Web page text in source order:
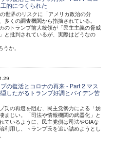
的につくられた
世界のリスクに「アメリカ政治の分
多くの調査機関から指摘されている。
のトランプ前大統領が「民主主義の脅威
と批判されているが、実際はどうなの
か。
プの復活とコロナの再来 - Part 2 マス
したがるトランプ好調とバイデン苦
氏の再選を阻む、民主党勢力による「妨
まじい。「司法や情報機関の武器化」と
ているように、民主党側は司法やCIAな
利用し、トランプ氏を追い詰めようとし